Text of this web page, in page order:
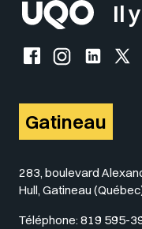
Il
Facebook de l'UQO
Instagram de
Gatineau
283, boulevard
Hull, Gatineau
Téléphone: 819 595-